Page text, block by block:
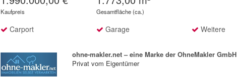
Kaufpreis Gesamtfläche (ca.)
Carport Garage Weitere
ohne-makler.net – eine Marke der OhneMakler GmbH
Privat vom Eigentümer